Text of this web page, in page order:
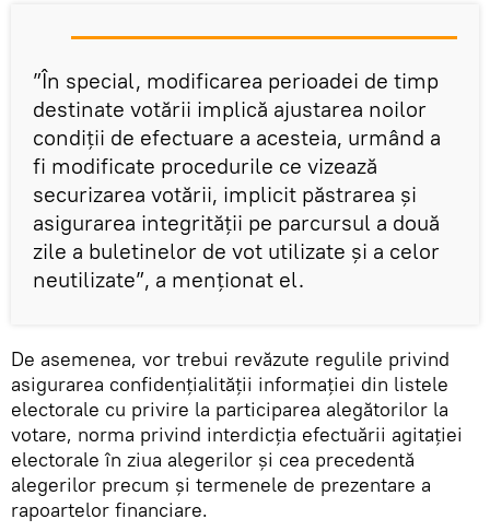
”În special, modificarea perioadei de timp
destinate votării implică ajustarea noilor
condiţii de efectuare a acesteia, urmând a
fi modificate procedurile ce vizează
securizarea votării, implicit păstrarea şi
asigurarea integrităţii pe parcursul a două
zile a buletinelor de vot utilizate şi a celor
neutilizate”, a menționat el.
De asemenea, vor trebui revăzute regulile privind
asigurarea confidenţialităţii informaţiei din listele
electorale cu privire la participarea alegătorilor la
votare, norma privind interdicţia efectuării agitaţiei
electorale în ziua alegerilor şi cea precedentă
alegerilor precum și termenele de prezentare a
rapoartelor financiare.